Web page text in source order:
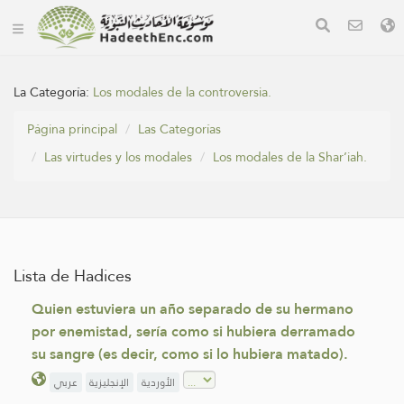
La Categoría: Los modales de la controversia.
Página principal
Las Categorías
Las virtudes y los modales
Los modales de la Shar’iah.
Lista de Hadices
Quien estuviera un año separado de su hermano
por enemistad, sería como si hubiera derramado
su sangre (es decir, como si lo hubiera matado).
عربي الإنجليزية الأوردية